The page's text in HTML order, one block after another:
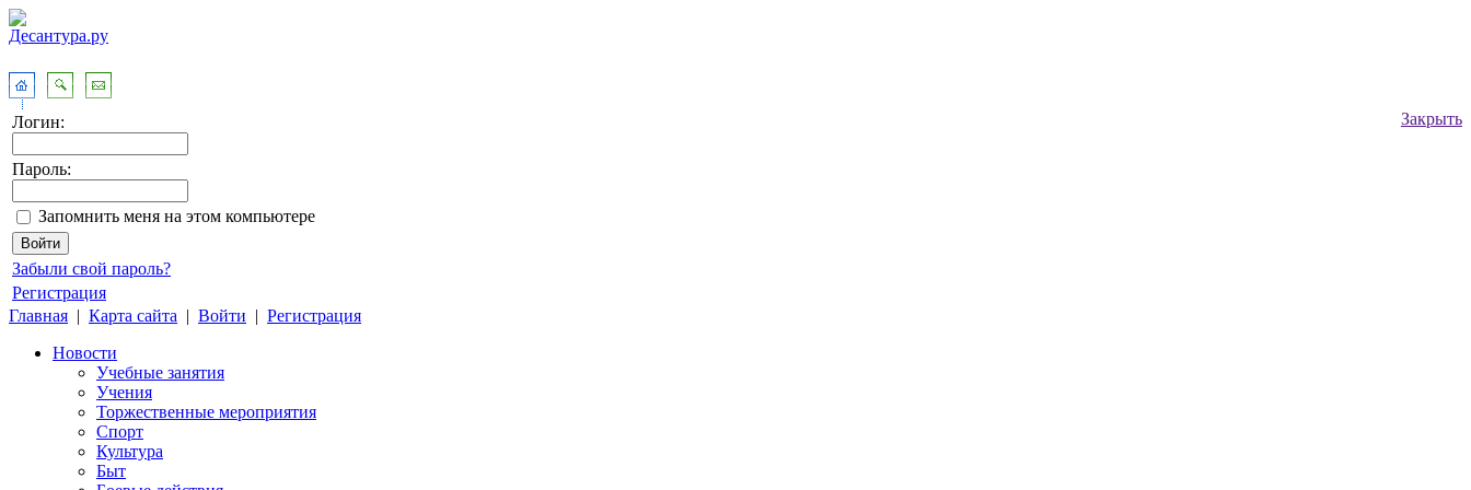
Закрыть
Логин:
Пароль:
Запомнить меня на этом компьютере
Забыли свой пароль?
Регистрация
Главная | Карта сайта | Войти | Регистрация
Новости
Учебные занятия
Учения
Торжественные мероприятия
Спорт
Культура
Быт